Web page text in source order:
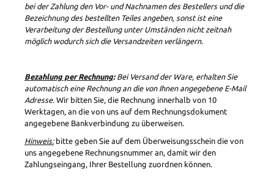
bei der Zahlung den Vor- und Nachnamen des Bestellers und die
Bezeichnung des bestellten Teiles angeben, sonst ist eine
Verarbeitung der Bestellung unter Umständen nicht zeitnah
möglich wodurch sich die Versandzeiten verlängern.
Bezahlung per Rechnung: Bei Versand der Ware, erhalten Sie
automatisch eine Rechnung an die von Ihnen angegebene E-Mail
Adresse. Wir bitten Sie, die Rechnung innerhalb von 10
Werktagen, an die von uns auf dem Rechnungsdokument
angegebene Bankverbindung zu überweisen.
Hinweis:bitte geben Sie auf dem Überweisungsschein die von
uns angegebene Rechnungsnummer an, damit wir den
Zahlungseingang, Ihrer Bestellung zuordnen können.